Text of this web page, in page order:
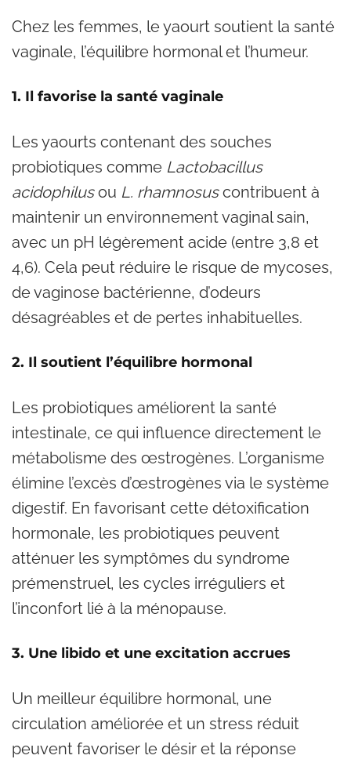
Chez les femmes, le yaourt soutient la santé
vaginale, l’équilibre hormonal et l’humeur.
1. Il favorise la santé vaginale
Les yaourts contenant des souches
probiotiques comme Lactobacillus
acidophilusou L. rhamnosuscontribuent à
maintenir un environnement vaginal sain,
avec un pH légèrement acide (entre 3,8 et
4,6). Cela peut réduire le risque de mycoses,
de vaginose bactérienne, d’odeurs
désagréables et de pertes inhabituelles.
2. Il soutient l’équilibre hormonal
Les probiotiques améliorent la santé
intestinale, ce qui influence directement le
métabolisme des œstrogènes. L’organisme
élimine l’excès d’œstrogènes via le système
digestif. En favorisant cette détoxification
hormonale, les probiotiques peuvent
atténuer les symptômes du syndrome
prémenstruel, les cycles irréguliers et
l’inconfort lié à la ménopause.
3. Une libido et une excitation accrues
Un meilleur équilibre hormonal, une
circulation améliorée et un stress réduit
peuvent favoriser le désir et la réponse